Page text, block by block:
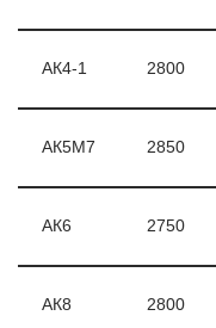
АК4-1 2800
АК5М7 2850
АК6 2750
АК8 2800